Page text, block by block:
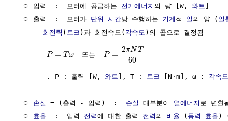
  ㅇ 입력  :  모터에 공급하는
전기에너지 의 량 [W, 와트 ]
  ㅇ 출력  :  모터가
단위 시간당 수행하는 기계 적 일 의 양 ( 일
     -
회전력 ( 토크 )과 회전속도( 각속도 )의 곱으로 결정됨
P = T ω 또는 P =
2πNT
60
        . P : 출력 [W,
와트 ], T : 토크 [N·m], ω : 각속도
  ㅇ
손실 = (출력 - 입력)  : 손실 대부분이 열에너지 로 변환
  ㅇ
효율
  :  입력
전력에 대한 출력 전력 의 비율 ( 동력 효율 )